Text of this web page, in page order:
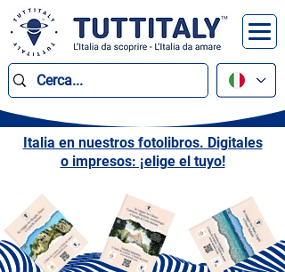
Italia en nuestros fotolibros. Digitales
o impresos: ¡elige el tuyo!